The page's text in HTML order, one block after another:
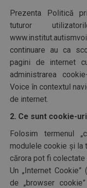
Prezenta Politică
tuturor
continuare au ca
pagini de internet
administrarea
Voice în contextul
de internet.
2. Ce sunt cookie-
Folosim termenul
modulele cookie și la
cărora pot fi
Un „Internet
de „browser